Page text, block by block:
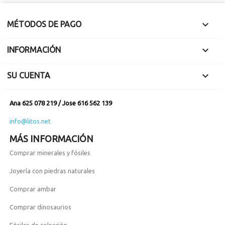
MÉTODOS DE PAGO 
INFORMACIÓN 
SU CUENTA 
Ana 625 078 219 / Jose 616 562 139
info@litos.net
MÁS INFORMACIÓN
Comprar minerales y fósiles
Joyería con piedras naturales
Comprar ambar
Comprar dinosaurios